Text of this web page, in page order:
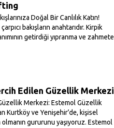
Doğal Bir Canlılık Katın!
bakışların anahtarıdır. Kirpik
getirdiği yıpranma ve zahmete
Edilen Güzellik Merkezi
Merkezi: Estemol Güzellik
Kurtköy ve Yenişehir’de, kişisel
gururunu yaşıyoruz. Estemol